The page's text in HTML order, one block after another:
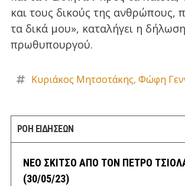
και τους δικούς της ανθρώπους,
τα δικά μου», καταλήγει η
πρωθυπουργού.
Κυριάκος Μητσοτάκης, Φώφη
ΡΟΗ ΕΙΔΗΣΕΩΝ
ΝΕΟ ΣΚΙΤΣΟ ΑΠΟ ΤΟΝ ΠΕΤΡΟ
(30/05/23)